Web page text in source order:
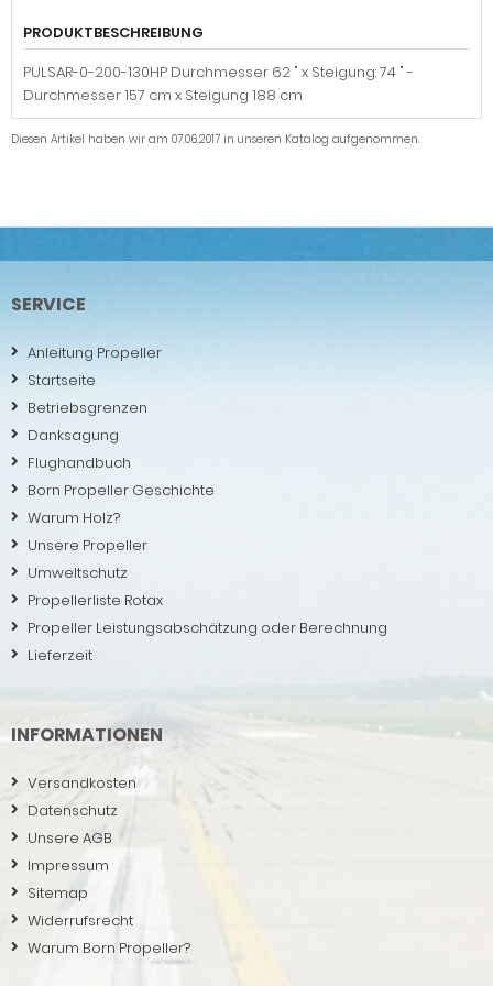
PRODUKTBESCHREIBUNG
PULSAR-0-200-130HP Durchmesser 62 " x Steigung: 74 " -
Durchmesser 157 cm x Steigung 188 cm
Diesen Artikel haben wir am 07.06.2017 in unseren Katalog aufgenommen.
SERVICE
Anleitung Propeller
Startseite
Betriebsgrenzen
Danksagung
Flughandbuch
Born Propeller Geschichte
Warum Holz?
Unsere Propeller
Umweltschutz
Propellerliste Rotax
Propeller Leistungsabschätzung oder Berechnung
Lieferzeit
INFORMATIONEN
Versandkosten
Datenschutz
Unsere AGB
Impressum
Sitemap
Widerrufsrecht
Warum Born Propeller?